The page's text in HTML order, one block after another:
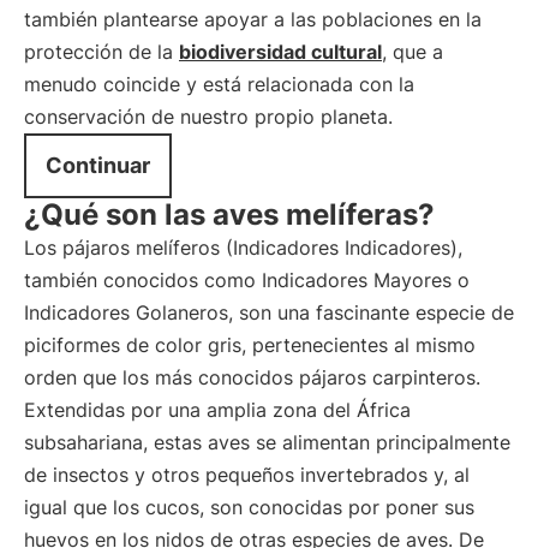
también plantearse apoyar a las poblaciones en la
protección de la biodiversidad cultural, que a
menudo coincide y está relacionada con la
conservación de nuestro propio planeta.
Continuar
¿Qué son las aves melíferas?
Los pájaros melíferos (Indicadores Indicadores),
también conocidos como Indicadores Mayores o
Indicadores Golaneros, son una fascinante especie de
piciformes de color gris, pertenecientes al mismo
orden que los más conocidos pájaros carpinteros.
Extendidas por una amplia zona del África
subsahariana, estas aves se alimentan principalmente
de insectos y otros pequeños invertebrados y, al
igual que los cucos, son conocidas por poner sus
huevos en los nidos de otras especies de aves. De